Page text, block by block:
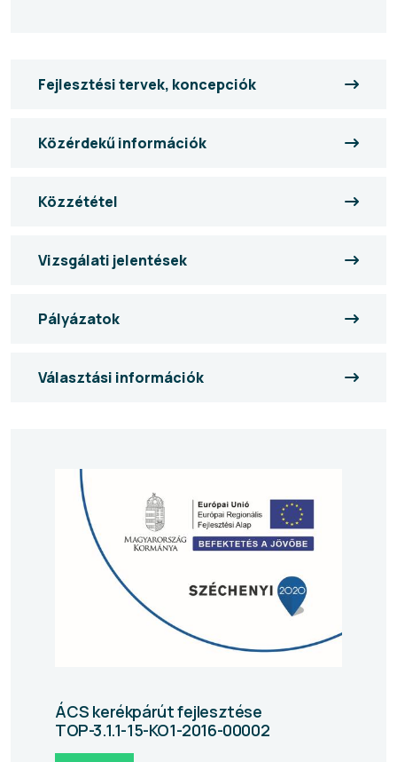
Fejlesztési tervek, koncepciók
Közérdekű információk
Közzététel
Vizsgálati jelentések
Pályázatok
Választási információk
ÁCS kerékpárút fejlesztése
TOP-3.1.1-15-KO1-2016-00002